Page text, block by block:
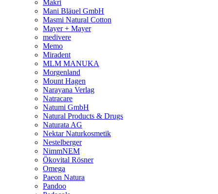
Makri
Mani Bläuel GmbH
Masmi Natural Cotton
Mayer + Mayer
medivere
Memo
Miradent
MLM MANUKA
Morgenland
Mount Hagen
Narayana Verlag
Natracare
Natumi GmbH
Natural Products & Drugs
Naturata AG
Nektar Naturkosmetik
Nestelberger
NimmNEM
Ökovital Rösner
Omega
Paeon Natura
Pandoo